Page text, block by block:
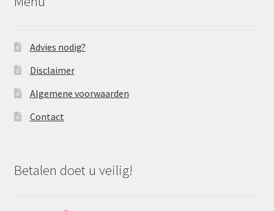
Advies nodig?
Disclaimer
Algemene voorwaarden
Contact
Betalen doet u veilig!